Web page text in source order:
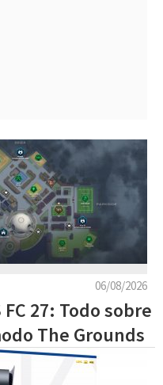
06/08/2026
FC 27: Todo sobre
The Grounds